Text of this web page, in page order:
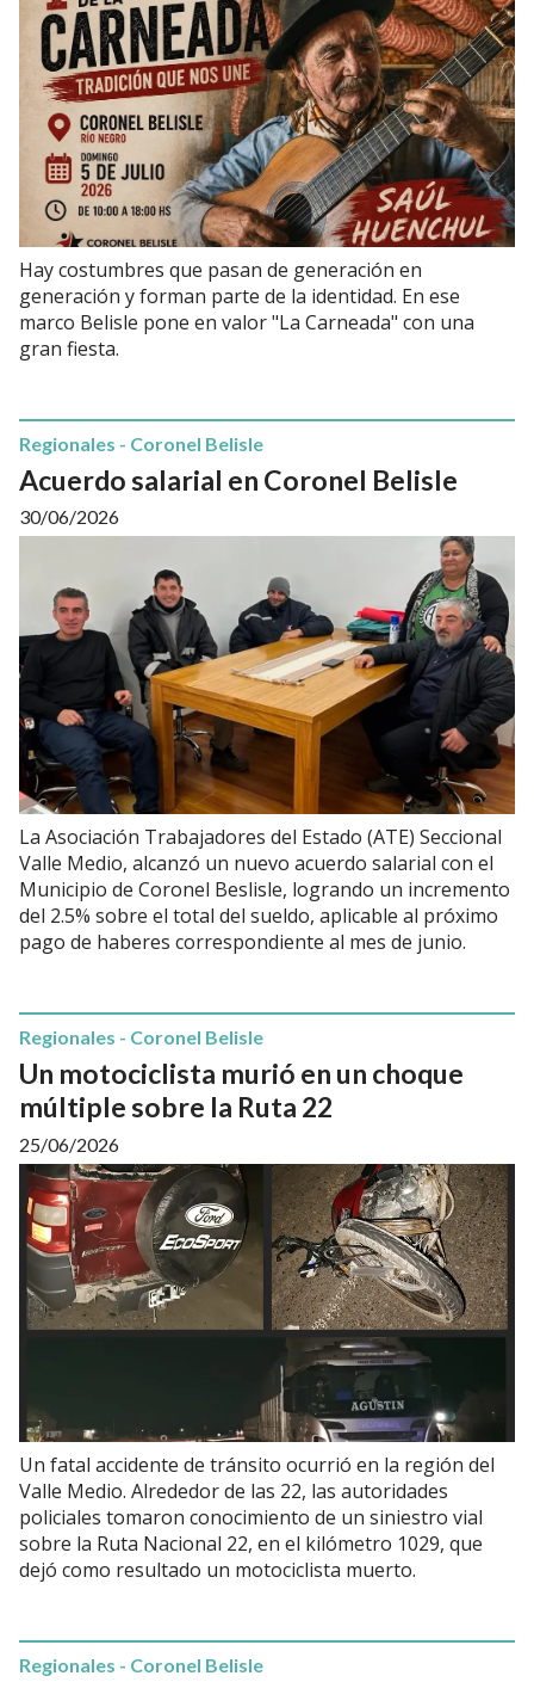
Hay costumbres que pasan de generación en
generación y forman parte de la identidad. En ese
marco Belisle pone en valor "La Carneada" con una
gran fiesta.
Acuerdo salarial en Coronel Belisle
Regionales - Coronel Belisle
30/06/2026
La Asociación Trabajadores del Estado (ATE) Seccional
Valle Medio, alcanzó un nuevo acuerdo salarial con el
Municipio de Coronel Beslisle, logrando un incremento
del 2.5% sobre el total del sueldo, aplicable al próximo
pago de haberes correspondiente al mes de junio.
Un motociclista murió en un choque
múltiple sobre la Ruta 22
Regionales - Coronel Belisle
25/06/2026
Un fatal accidente de tránsito ocurrió en la región del
Valle Medio. Alrededor de las 22, las autoridades
policiales tomaron conocimiento de un siniestro vial
sobre la Ruta Nacional 22, en el kilómetro 1029, que
dejó como resultado un motociclista muerto.
Regionales - Coronel Belisle